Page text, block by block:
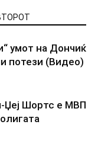
умот на Дончиќ
потези (Видео)
Џеј Шортс е МВП